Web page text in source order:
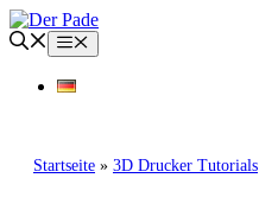
Zum
Inhalt
springen
Menü
Startseite » 3D Drucker Tutorials